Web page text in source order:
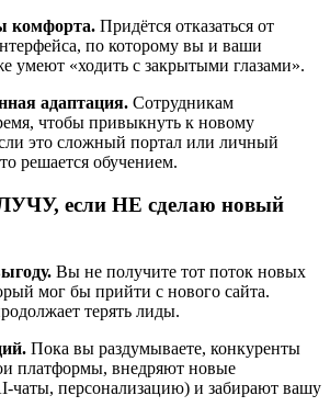
комфорта. Придётся отказаться от
по которому вы и ваши
умеют «ходить с закрытыми глазами».
адаптация. Сотрудникам
чтобы привыкнуть к новому
это сложный портал или личный
решается обучением.
если НЕ сделаю новый
Вы не получите тот поток новых
мог бы прийти с нового сайта.
терять лиды.
Пока вы раздумываете, конкуренты
платформы, внедряют новые
чаты, персонализацию) и забирают вашу